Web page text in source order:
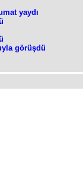
yaydı
görüşdü